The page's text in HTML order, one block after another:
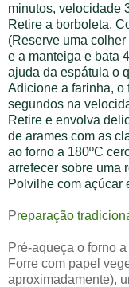
minutos, velocidade
Retire a borboleta.
(Reserve uma
e a manteiga e bata
ajuda da espátula o
Adicione a farinha, o
segundos na
Retire e envolva
de arames com as
ao forno a 180ºC
arrefecer sobre uma
Polvilhe com açúcar
Preparação
Pré-aqueça o forno a
Forre com papel
aproximadamente),